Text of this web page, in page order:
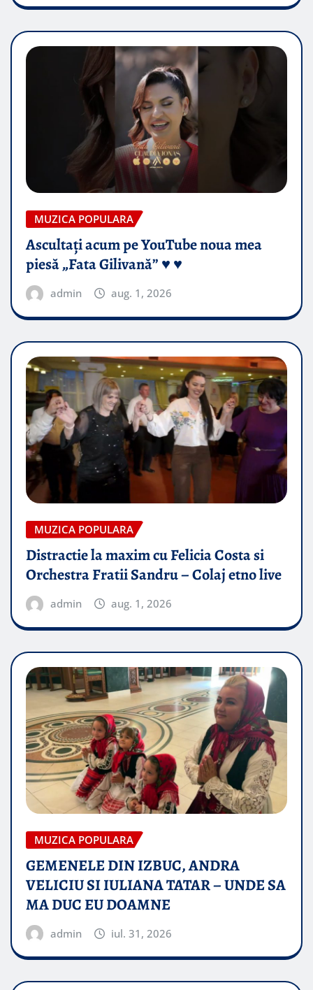
MUZICA POPULARA
Ascultați acum pe YouTube noua mea
piesă „Fata Gilivană” ♥️ ♥️
admin aug. 1, 2026
MUZICA POPULARA
Distractie la maxim cu Felicia Costa si
Orchestra Fratii Sandru – Colaj etno live
admin aug. 1, 2026
MUZICA POPULARA
GEMENELE DIN IZBUC, ANDRA
VELICIU SI IULIANA TATAR – UNDE SA
MA DUC EU DOAMNE
admin iul. 31, 2026